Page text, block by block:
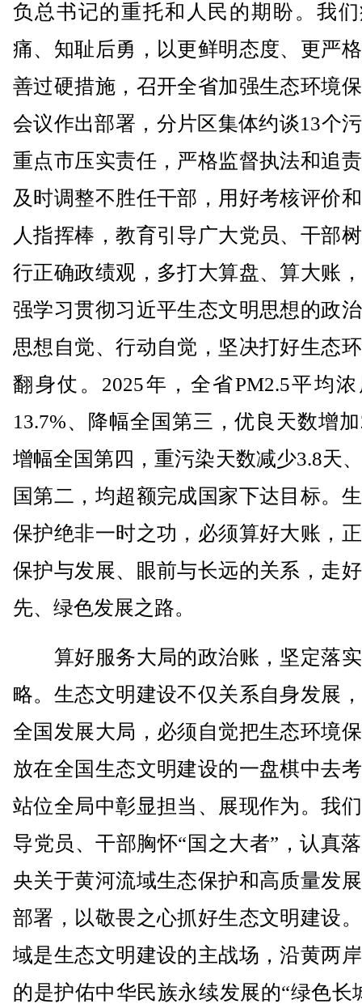
负总书记的重托和人民的期盼。我
痛、知耻后勇，以更鲜明态度、更严
善过硬措施，召开全省加强生态环境
会议作出部署，分片区集体约谈13个
重点市压实责任，严格监督执法和追
及时调整不胜任干部，用好考核评价
人指挥棒，教育引导广大党员、干部
行正确政绩观，多打大算盘、算大账
强学习贯彻习近平生态文明思想的政
思想自觉、行动自觉，坚决打好生态
翻身仗。2025年，全省PM2.5平均
13.7%、降幅全国第三，优良天数增
增幅全国第四，重污染天数减少3.8天
国第二，均超额完成国家下达目标。
保护绝非一时之功，必须算好大账，
保护与发展、眼前与长远的关系，走
先、绿色发展之路。
算好服务大局的政治账，坚定落
略。生态文明建设不仅关系自身发展
全国发展大局，必须自觉把生态环境
放在全国生态文明建设的一盘棋中去
站位全局中彰显担当、展现作为。我
导党员、干部胸怀“国之大者”，认真
央关于黄河流域生态保护和高质量发
部署，以敬畏之心抓好生态文明建设
域是生态文明建设的主战场，沿黄两
的是护佑中华民族永续发展的“绿色长